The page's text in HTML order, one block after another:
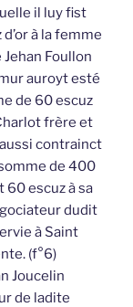
il luy fist
à la femme
Foullon
auroyt esté
de 60 escuz
frère et
contrainct
de 400
60 escuz à sa
dudit
à Saint
(f°6)
Joucelin
de ladite